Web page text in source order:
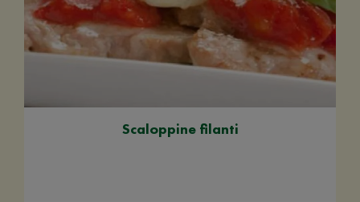
Scaloppine filanti